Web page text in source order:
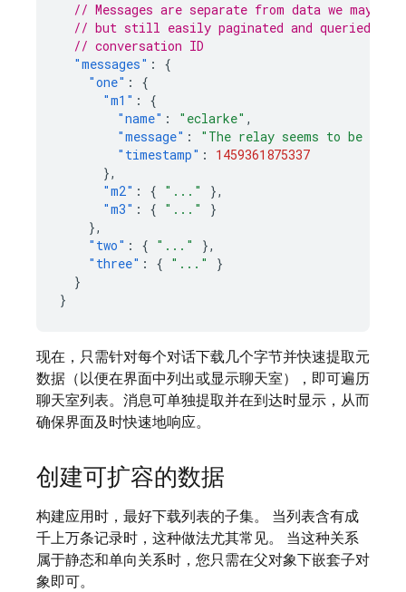
// Messages are separate from data we may
// but still easily paginated and queried, and
// conversation ID
"messages" :
{
"one" :
{
"m1" :
{
"name" : "eclarke" ,
"message" :
"The relay seems to be
"timestamp" :
1459361875337
},
"m2" : { "..."
},
"m3" : { "..."
}
},
"two" : { "..."
},
"three" : { "..."
}
}
}
现在，只需针对每个对话下载几个字节并快速提取元
数据（以便在界面中列出或显示聊天室），即可遍历
聊天室列表。消息可单独提取并在到达时显示，从而
确保界面及时快速地响应。
创建可扩容的数据
构建应用时，最好下载列表的子集。 当列表含有成
千上万条记录时，这种做法尤其常见。 当这种关系
属于静态和单向关系时，您只需在父对象下嵌套子对
象即可。